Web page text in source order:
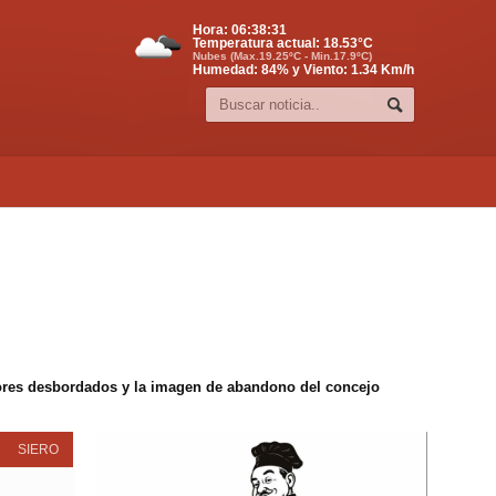
Hora: 06:38:31
Temperatura actual: 18.53°C
Nubes (Max.19.25ºC - Min.17.9ºC)
Humedad: 84% y Viento: 1.34 Km/h
desbordados y la imagen de abandono del concejo
SIERO